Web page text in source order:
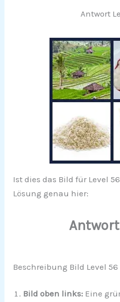
Antwort
Ist dies das Bild für Level
Lösung genau hier:
Beschreibung Bild Level 56
Bild oben links: Eine